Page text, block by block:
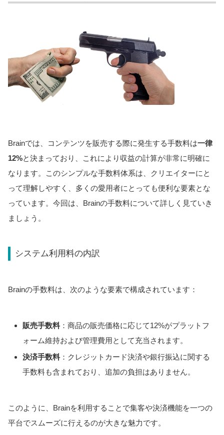
Brainでは、コンテンツを販売する際に発生する手数料は一律
12%と決まっており、これにより収益の計算が非常に明確に
なります。このシンプルな手数料体系は、クリエイターにと
って理解しやすく、多くの愛用者にとっても便利な要素とな
っています。今回は、Brainの手数料について詳しく見ていき
ましょう。
システム利用料の内訳
Brainの手数料は、次のような要素で構成されています：
販売手数料 ：商品の販売価格に応じて12%がプラットフ
ォーム維持および管理費用として充当されます。
決済手数料 ：クレジットカード決済や銀行振込に関する
手数料も含まれており、追加の負担はありません。
このように、Brainを利用することで集客や決済機能を一つの
平台でスムーズに行えるのが大きな魅力です。